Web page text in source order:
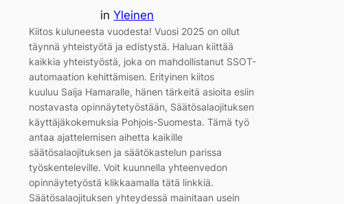
inYleinen
Kiitos kuluneesta vuodesta! Vuosi 2025 on ollut
täynnä yhteistyötä ja edistystä. Haluan kiittää
kaikkia yhteistyöstä, joka on mahdollistanut SSOT-
automaation kehittämisen. Erityinen kiitos
kuuluu Saija Hamaralle, hänen tärkeitä asioita esiin
nostavasta opinnäytetyöstään, Säätösalaojituksen
käyttäjäkokemuksia Pohjois-Suomesta. Tämä työ
antaa ajattelemisen aihetta kaikille
säätösalaojituksen ja säätökastelun parissa
työskenteleville. Voit kuunnella yhteenvedon
opinnäytetyöstä klikkaamalla tätä linkkiä.
Säätösalaojituksen yhteydessä mainitaan usein